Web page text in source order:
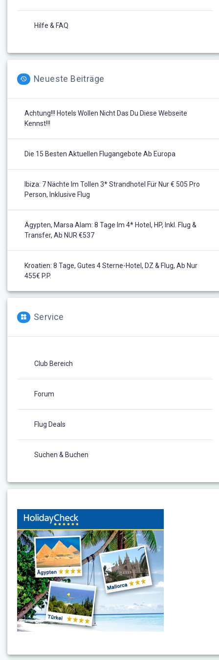
Hilfe & FAQ
Neueste Beiträge
Achtung!!! Hotels Wollen Nicht Das Du Diese Webseite
Kennst!!!
Die 15 Besten Aktuellen Flugangebote Ab Europa
Ibiza: 7 Nächte Im Tollen 3* Strandhotel Für Nur € 505 Pro
Person, Inklusive Flug
Ägypten, Marsa Alam: 8 Tage Im 4* Hotel, HP, Inkl. Flug &
Transfer, Ab NUR €537
Kroatien: 8 Tage, Gutes 4 Sterne-Hotel, DZ & Flug, Ab Nur
455€ P.P.
Service
Club Bereich
Forum
Flug Deals
Suchen & Buchen